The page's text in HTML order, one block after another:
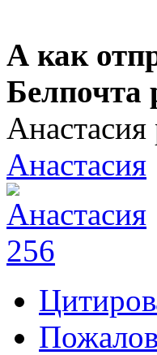
А как
Белпочта
Анастасия
256